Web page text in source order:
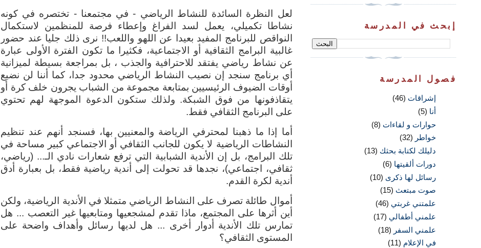
لعل النظرة السائدة للنشاط الرياضي - في مجتمعنا - تختصره في كونه
نشاطا تكميلي، يعمل لسد الفراغ وإعطاء فرصة للمنظمين لاستكمال
النواقص للبرنامج المفيد بعيدا عن اللهو واللعب!! نرى ذلك جليا عند حضور
غالبية البرامج الثقافية أو الاجتماعية، فكثيرا ما تكون الفترة الأولى عبارة
عن نشاط رياضي يفتقد للاحترافية والجذب ، بل بمراجعة بسيطة لميزانية
أي برنامج سنجد إن نصيب النشاط الرياضي محدود جدا، كما أننا لن نضيع
أوقات الضيوف الرئيسيين بمتابعة مجموعة من الشباب يجرون خلف كرة أو
يتقاذفونها من فوق الشبكة. ولذلك ستكون الدعوة الموجهة لهم تحتوي
على البرنامج الثقافي فقط.
أما إذا ما ذهبنا لمحترفي الرياضة والمعنيين بها، فسنجد أنهم عند تنظيم
النشاطات الرياضية لا يكون للجانب الثقافي أو الاجتماعي كبير مساحة في
تلك البرامج، بل إن الأندية الشبابية التي ترفع شعارات نادي الـ... (رياضي،
ثقافي، اجتماعي)، نجدها قد تحولت إلى أندية رياضية فقط، بل بعبارة أدق
أندية لكرة القدم.
أموال طائلة تصرف على النشاط الرياضي متمثلا في الأندية الرياضية، ولكن
أين أثرها على المجتمع، ماذا تقدم لمشجعيها ومتابعيها غير التعصب ... هل
تمارس تلك الأندية أدوار أخرى ... هل لديها رسائل وأهداف واضحة على
المستوى الثقافي؟
إبحث في المدرسة
فصول المدرسة
إشراقات (46)
أنا (5)
حوارات و لقاءات (8)
خواطر (32)
دليلك لكتابة بحثك (13)
دورات ألقيتها (6)
رسائل لها ذكرى (10)
صوت مبتعث (15)
علمتني غربتي (46)
علمني أطفالي (17)
علمني السفر (18)
في الإعلام (11)